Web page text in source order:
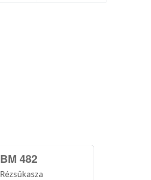
BM 482
Rézsűkasza